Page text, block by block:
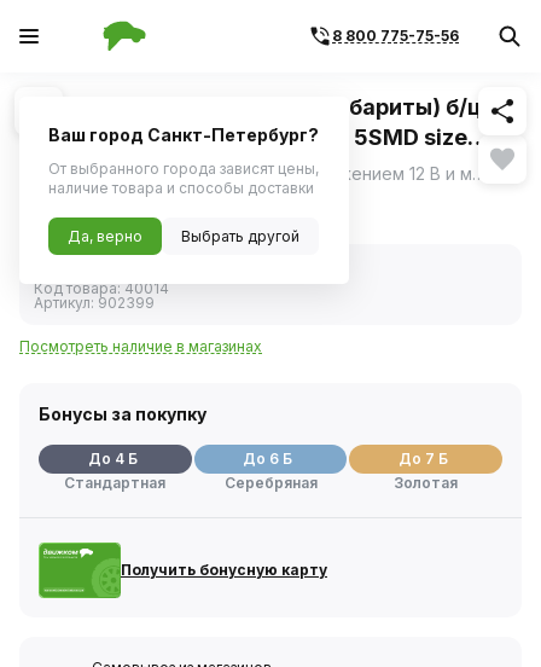
8 800 775-75-56
1/1 Похожие
(W5W / W2,1*9 5d T10) белый 5SMD size
5050 (YADA)
Светодиод от YADA с рабочим напряжением 12 В и мощностью 5 Вт предназначен для использования в габаритных огнях и фонариках для номерных знаков автомобиля. ещё
Код товара:40014
Артикул: 902399
Посмотреть наличие в магазинах
Бонусы за покупку
До 4 Б
Стандартная
До 6 Б
Серебряная
До 7 Б
Золотая
Получить бонусную карту
Ваш город Санкт-Петербург?
От выбранного города зависят цены,
наличие товара и способы доставки
Да, верно Выбрать другой